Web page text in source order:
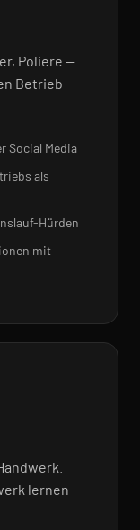
Poliere —
Betrieb
Social Media
als
Hürden
mit
lernen